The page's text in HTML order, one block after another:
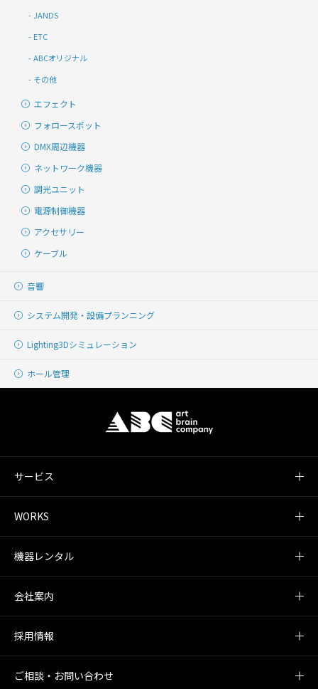
JANDS
ETC
ABCオリジナル
その他
エフェクト
フォロースポット
DMX周辺機器
ネットワーク機器
調光ユニット
電源制御機器
アクセサリー
ケーブル
音響
システム開発・ 設備プランニング
Lighting3Dシミュレーション
ホール管理
サービス
WORKS
機器レンタル
会社案内
採用情報
ご相談・お問い合わせ